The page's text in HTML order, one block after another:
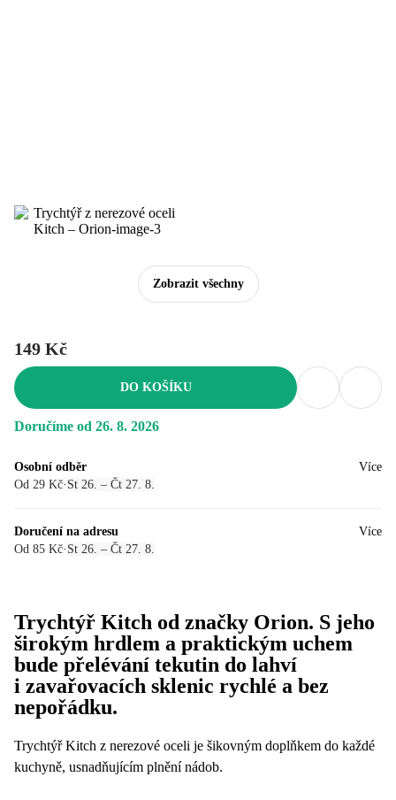
Zobrazit všechny
149 Kč
DO KOŠÍKU
Doručíme od 26. 8. 2026
Osobní odběr
Od 29 Kč· St 26. – Čt 27. 8.
Více
Doručení na adresu
Od 85 Kč· St 26. – Čt 27. 8.
Více
Trychtýř Kitch od značky Orion. S jeho
širokým hrdlem a praktickým uchem
bude přelévání tekutin do lahví
i zavařovacích sklenic rychlé a bez
nepořádku.
Trychtýř Kitch z nerezové oceli je šikovným doplňkem do každé
kuchyně, usnadňujícím plnění nádob.